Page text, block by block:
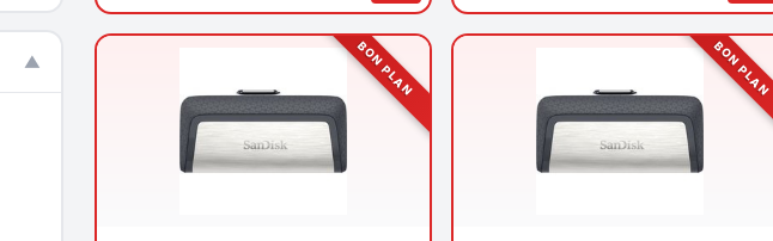
▼ BON PLAN BON PLAN